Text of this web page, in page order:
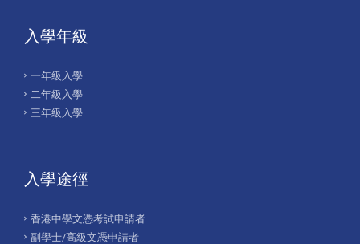
入學年級
一年級入學
二年級入學
三年級入學
入學途徑
香港中學文憑考試申請者
副學士/高級文憑申請者